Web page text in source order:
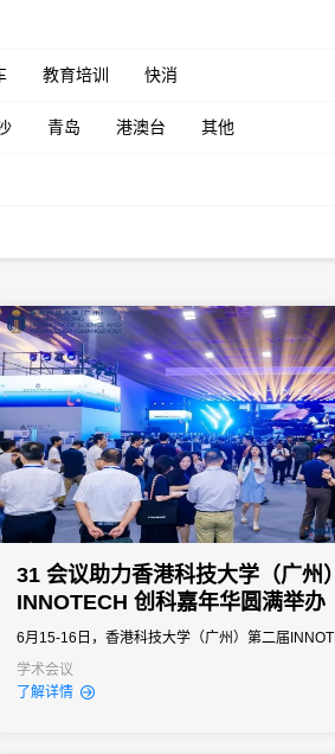
教育培训 快消
青岛 港澳台 其他
31 会议助力香港科技大学（广州
INNOTECH 创科嘉年华圆满举办
6月15-16日，香港科技大学（广州）第二届
盛大启幕。自2023年首届成功举办以来，
其系列活动已华丽变身为粤港澳大湾区极具影响力
学术会议
了解详情